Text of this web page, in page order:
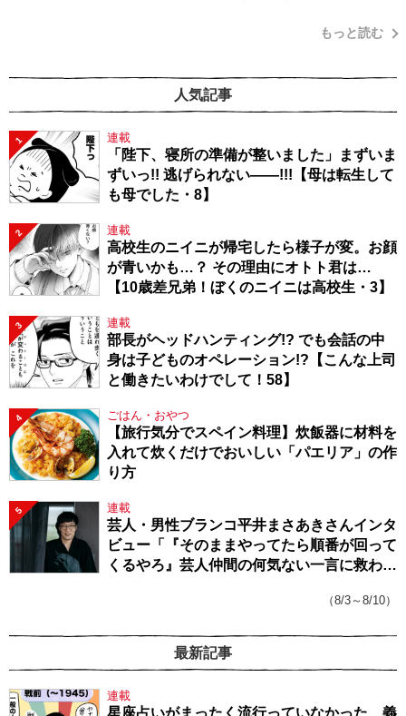
もっと読む
人気記事
1 連載
「陛下、寝所の準備が整いました」まずいま
ずいっ!! 逃げられない――!!!【母は転生して
も母でした・8】
2 連載
高校生のニイニが帰宅したら様子が変。お顔
が青いかも…？ その理由にオトト君は…
【10歳差兄弟！ぼくのニイニは高校生・3】
3 連載
部長がヘッドハンティング!? でも会話の中
身は子どものオペレーション!?【こんな上司
と働きたいわけでして！58】
4 ごはん・おやつ
【旅行気分でスペイン料理】炊飯器に材料を
入れて炊くだけでおいしい「パエリア」の作
り方
5 連載
芸人・男性ブランコ平井まさあきさんインタ
ビュー「『そのままやってたら順番が回って
くるやろ』芸人仲間の何気ない一言に救われ
（8/3～8/10）
最新記事
連載